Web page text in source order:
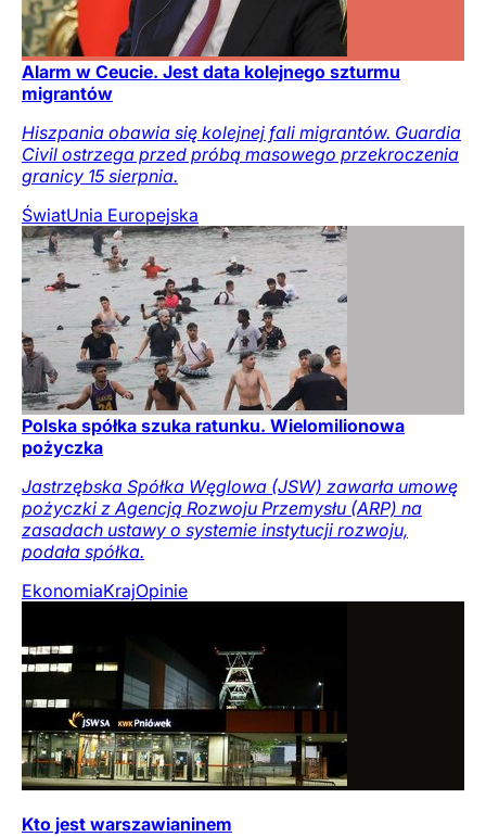
Alarm w Ceucie. Jest data kolejnego szturmu
migrantów
Hiszpania obawia się kolejnej fali migrantów. Guardia
Civil ostrzega przed próbą masowego przekroczenia
granicy 15 sierpnia.
ŚwiatUnia Europejska
Polska spółka szuka ratunku. Wielomilionowa
pożyczka
Jastrzębska Spółka Węglowa (JSW) zawarła umowę
pożyczki z Agencją Rozwoju Przemysłu (ARP) na
zasadach ustawy o systemie instytucji rozwoju,
podała spółka.
EkonomiaKrajOpinie
Kto jest warszawianinem